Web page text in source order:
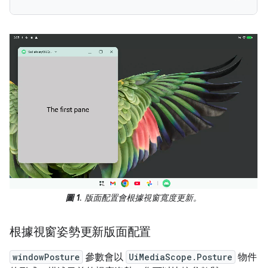
圖 1. 版面配置會根據視窗寬度更新。
根據視窗姿勢更新版面配置
windowPosture 參數會以 UiMediaScope.Posture 物件